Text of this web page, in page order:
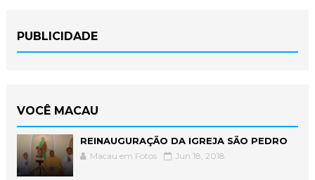
PUBLICIDADE
VOCÊ MACAU
REINAUGURAÇÃO DA IGREJA SÃO PEDRO
Macau em Fotos Jun 18, 2018